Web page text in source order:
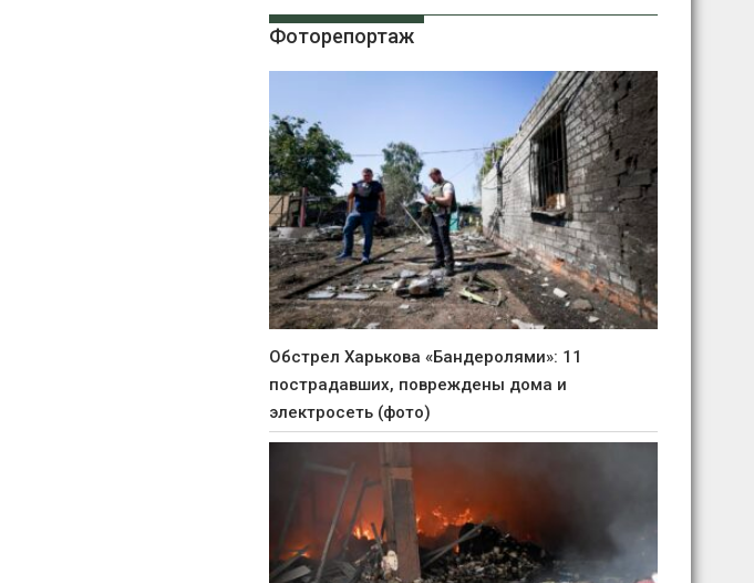
Фоторепортаж
Обстрел Харькова «Бандеролями»: 11
пострадавших, повреждены дома и
электросеть (фото)